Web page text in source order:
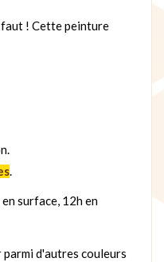
! Cette peinture
.
surface, 12h en
parmi d'autres couleurs